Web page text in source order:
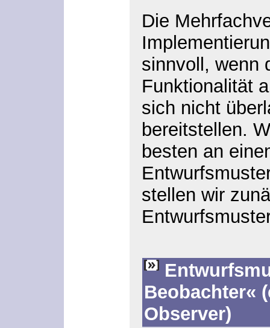
Die
sinnvoll, wenn
Funktionalität
sich nicht
bereitstellen.
besten an
stellen wir
Beobachter«
Observer)